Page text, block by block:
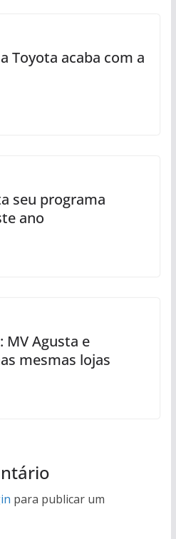
Toyota acaba com a
seu programa
ano
MV Agusta e
mesmas lojas
para publicar um